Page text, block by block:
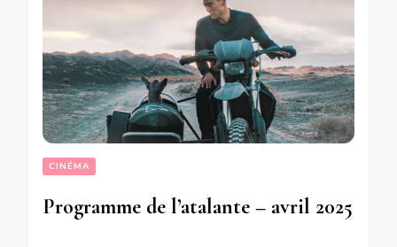
CINÉMA
Programme de l’atalante – avril 2025